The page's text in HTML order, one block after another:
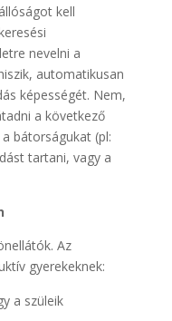
kell
nevelni a
automatikusan
képességét. Nem,
a következő
bátorságukat (pl:
tartani, vagy a
Az
gyerekeknek:
a szüleik